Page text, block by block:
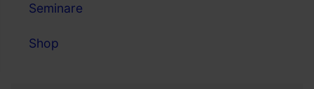
Seminare
Shop